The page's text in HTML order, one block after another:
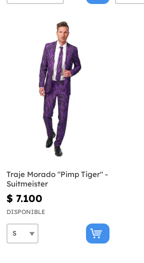
Traje Morado "Pimp Tiger" -
Suitmeister
$ 7.100
DISPONIBLE